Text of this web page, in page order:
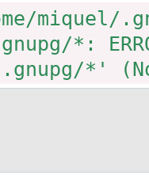
miquel/
*:
.gnupg/*'